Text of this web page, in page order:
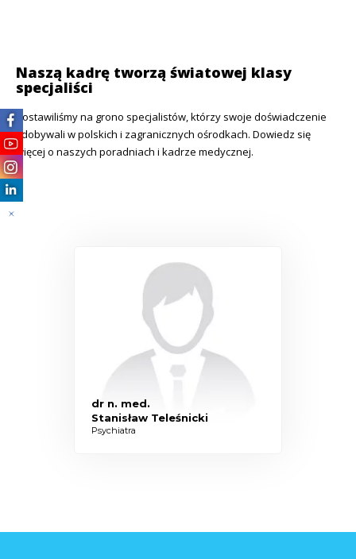
Naszą kadrę tworzą światowej klasy
specjaliści
Postawiliśmy na grono specjalistów, którzy swoje doświadczenie
zdobywali w polskich i zagranicznych ośrodkach. Dowiedz się
więcej o naszych poradniach i kadrze medycznej.
dr n. med.
Stanisław Teleśnicki
Psychiatra